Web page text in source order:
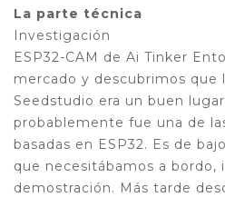
La parte técnica
Investigación
ESP32-CAM de Ai Tinker
mercado y descubrimos que
Seedstudio era un buen
probablemente fue una de
basadas en ESP32. Es de
que necesitábamos a bordo,
demostración. Más tarde